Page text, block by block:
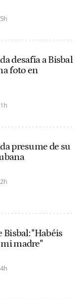
desafía a Bisbal
foto en
presume de su
Bisbal: "Habéis
madre"